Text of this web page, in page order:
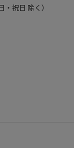
祝日 除く）